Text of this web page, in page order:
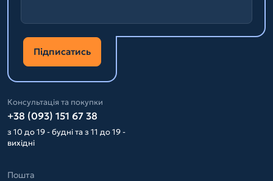
Підписатись
Консультація та покупки
+38 (093) 151 67 38
з 10 до 19 - будні та з 11 до 19 -
вихідні
Пошта